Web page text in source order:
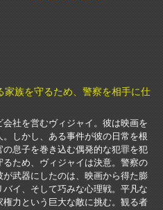
族を守るため、警察を相手に仕
社を営むヴィジャイ。彼は映画を
しかし、ある事件が彼の日常を根
息子を巻き込む偶発的な犯罪を犯
ため、ヴィジャイは決意。警察の
武器にしたのは、映画から得た膨
イ、そして巧みな心理戦。平凡な
力という巨大な敵に挑む。観る者